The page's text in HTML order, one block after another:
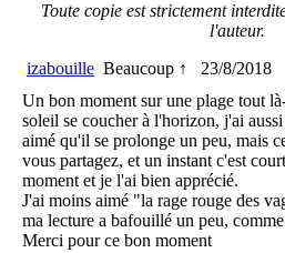
Toute copie est strictement
l'auteur.
izabouille Beaucoup ↑
23/8/2018
Un bon moment sur une plage tout
soleil se coucher à l'horizon, j'ai
aimé qu'il se prolonge un peu, mais
vous partagez, et un instant c'est
moment et je l'ai bien apprécié.
J'ai moins aimé "la rage rouge des
ma lecture a bafouillé un peu,
Merci pour ce bon moment